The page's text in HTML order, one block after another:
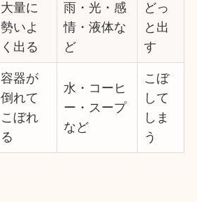
大量に
勢いよ
く出る
雨・光・感
情・液体な
ど
どっ
と出
す
容器が
倒れて
こぼれ
る
水・コーヒ
ー・スープ
など
こぼ
して
しま
う